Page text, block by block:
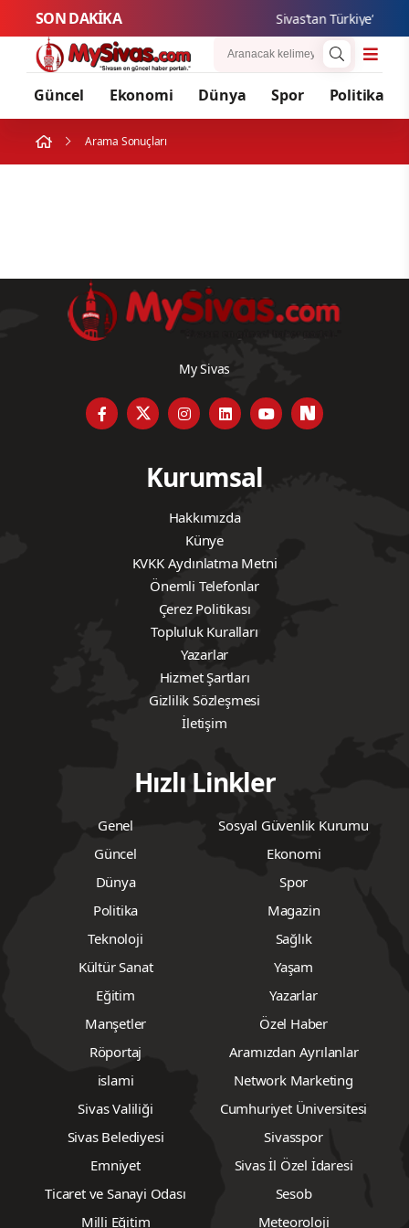
SON DAKİKA Sivas’tan Türkiye’ye
Güncel Ekonomi Dünya Spor Politika
Arama Sonuçları
My Sivas
Kurumsal
Hakkımızda
Künye
KVKK Aydınlatma Metni
Önemli Telefonlar
Çerez Politikası
Topluluk Kuralları
Yazarlar
Hizmet Şartları
Gizlilik Sözleşmesi
İletişim
Hızlı Linkler
Genel
Sosyal Güvenlik Kurumu
Güncel
Ekonomi
Dünya
Spor
Politika
Magazin
Teknoloji
Sağlık
Kültür Sanat
Yaşam
Eğitim
Yazarlar
Manşetler
Özel Haber
Röportaj
Aramızdan Ayrılanlar
islami
Network Marketing
Sivas Valiliği
Cumhuriyet Üniversitesi
Sivas Belediyesi
Sivasspor
Emniyet
Sivas İl Özel İdaresi
Ticaret ve Sanayi Odası
Sesob
Milli Eğitim
Meteoroloji